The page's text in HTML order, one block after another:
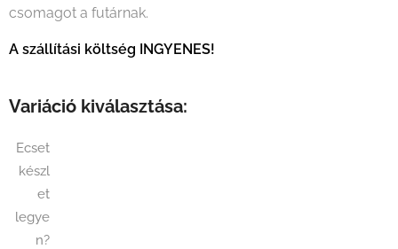
csomagot a futárnak.
A szállítási költség INGYENES!
Variáció kiválasztása:
Ecset
készl
et
legye
n?